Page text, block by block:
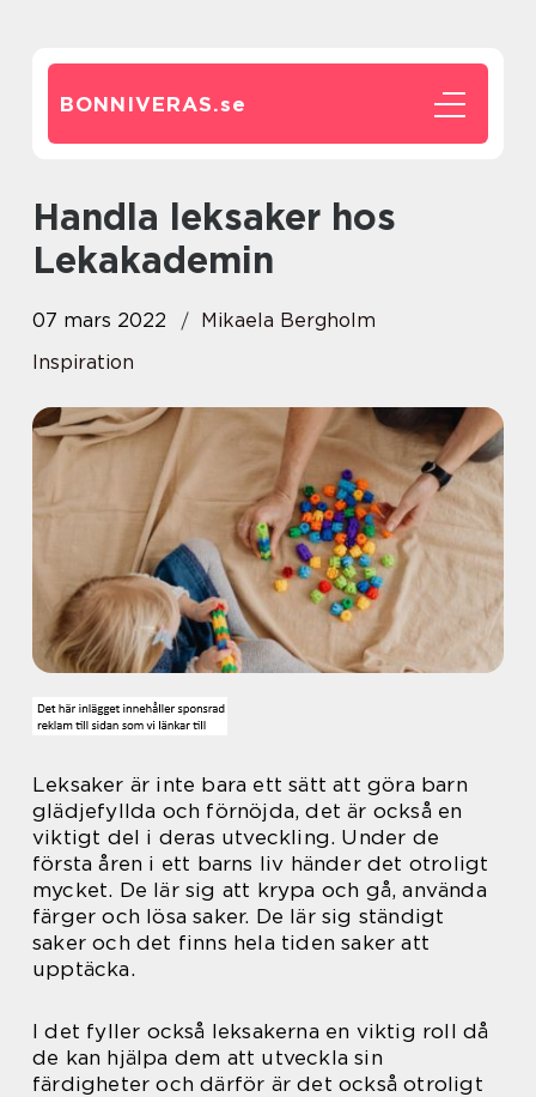
BONNIVERAS.se
Handla leksaker hos
Lekakademin
07 mars 2022
Mikaela Bergholm
Inspiration
Leksaker är inte bara ett sätt att göra barn
glädjefyllda och förnöjda, det är också en
viktigt del i deras utveckling. Under de
första åren i ett barns liv händer det otroligt
mycket. De lär sig att krypa och gå, använda
färger och lösa saker. De lär sig ständigt
saker och det finns hela tiden saker att
upptäcka.
I det fyller också leksakerna en viktig roll då
de kan hjälpa dem att utveckla sin
färdigheter och därför är det också otroligt